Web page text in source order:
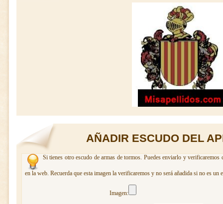
AÑADIR ESCUDO DEL
Si tienes otro escudo de armas de tormos. Puedes enviarlo y
en la web. Recuerda que esta imagen la verificaremos y no será añadida si no es un
Imagen: